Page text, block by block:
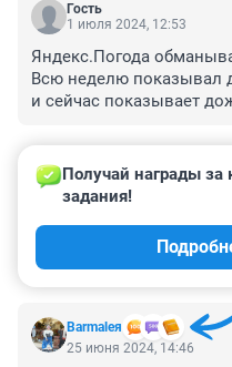
Гость
1 июля 2024, 12:53
Яндекс.Погода
Всю неделю показывал
и сейчас показывает
Гость
26 июня 2024, 18:03
Я за жару! Или дожди!
Разогнать эту Г. Д.
Barmaleя
Получай награды за
задания!
25 июня 2024, 14:46